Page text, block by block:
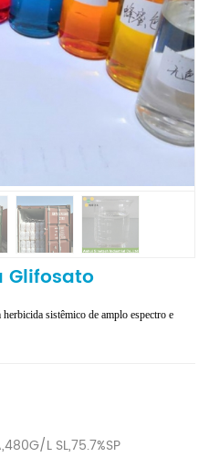
Glifosato
sistêmico de amplo espectro e
L SL,75.7%SP